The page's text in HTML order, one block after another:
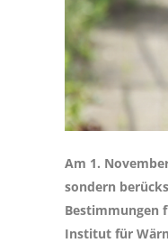
Am 1.
sondern
Bestimmungen
Institut für